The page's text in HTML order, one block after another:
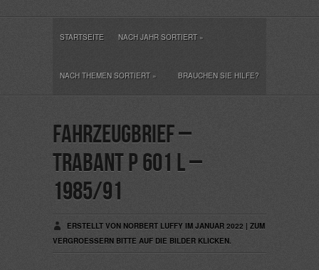
STARTSEITE NACH JAHR SORTIERT»
NACH THEMEN SORTIERT» BRAUCHEN SIE HILFE?
Fahrzeugbrief –
Trabant P 601 L –
1985/91
ERSTELLT VON NORBERT LUFFY IM JANUAR 2022 | ZUM
VERGROESSERN BITTE AUF DIE BILDER KLICKEN.